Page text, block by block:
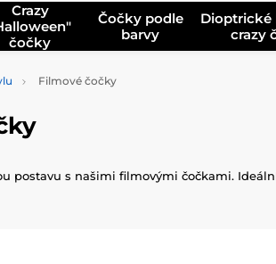
Crazy
čočky
Čočky podle
barvy
Dioptrické
crazy
Filmové čočky
postavu s našimi filmovými čočkami.